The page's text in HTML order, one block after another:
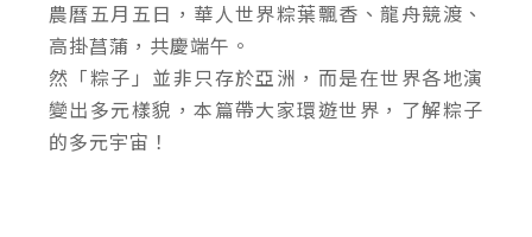
農曆五月五日，華人世界粽葉飄香、龍舟競渡、
高掛菖蒲，共慶端午。
然「粽子」並非只存於亞洲，而是在世界各地演
變出多元樣貌，本篇帶大家環遊世界，了解粽子
的多元宇宙！